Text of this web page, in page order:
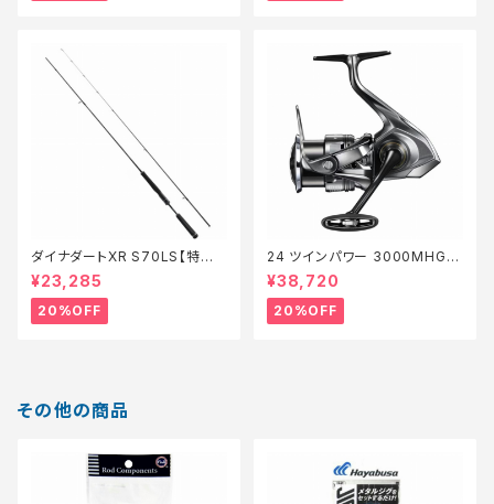
ダイナダートXR S70LS【特価
ロッド】【20】
¥23,285
20%OFF
24 ツインパワー 3000MHG
【特価リール】【20】
¥38,720
20%OFF
その他の商品